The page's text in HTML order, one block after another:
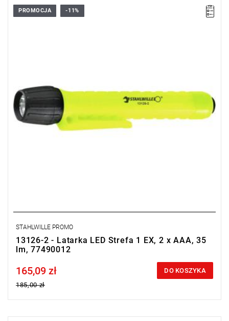
PROMOCJA -11%
STAHLWILLE PROMO
13126-2 - Latarka LED Strefa 1 EX, 2 x AAA, 35
lm, 77490012
Price tax included
165,09 zł
185,00 zł
DO KOSZYKA